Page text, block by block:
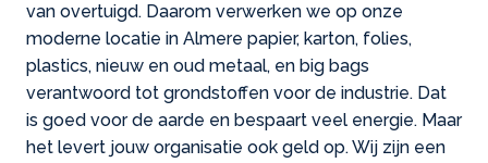
van overtuigd. Daarom verwerken we op onze
moderne locatie in Almere papier, karton, folies,
plastics, nieuw en oud metaal, en big bags
verantwoord tot grondstoffen voor de industrie. Dat
is goed voor de aarde en bespaart veel energie. Maar
het levert jouw organisatie ook geld op. Wij zijn een